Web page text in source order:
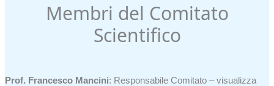
Membri del Comitato
Scientifico
Prof. Francesco Mancini: Responsabile Comitato –visualizza